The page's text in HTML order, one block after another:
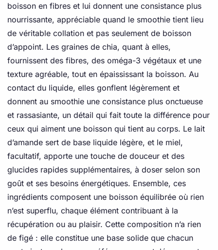
boisson en fibres et lui donnent une consistance plus
nourrissante, appréciable quand le smoothie tient lieu
de véritable collation et pas seulement de boisson
d’appoint. Les graines de chia, quant à elles,
fournissent des fibres, des oméga-3 végétaux et une
texture agréable, tout en épaississant la boisson. Au
contact du liquide, elles gonflent légèrement et
donnent au smoothie une consistance plus onctueuse
et rassasiante, un détail qui fait toute la différence pour
ceux qui aiment une boisson qui tient au corps. Le lait
d’amande sert de base liquide légère, et le miel,
facultatif, apporte une touche de douceur et des
glucides rapides supplémentaires, à doser selon son
goût et ses besoins énergétiques. Ensemble, ces
ingrédients composent une boisson équilibrée où rien
n’est superflu, chaque élément contribuant à la
récupération ou au plaisir. Cette composition n’a rien
de figé : elle constitue une base solide que chacun